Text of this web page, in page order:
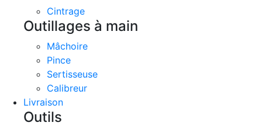
Cintrage
Outillages à main
Mâchoire
Pince
Sertisseuse
Calibreur
Livraison
Outils